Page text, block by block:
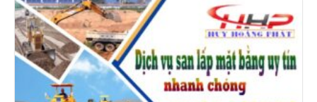
https://suachuanhaotaitphcm.com/tho-thay-bon-cau.html 8
https://suachuanhaotaitphcm.com/thong-tac-nha-ve-sinh.html
9 https://suachuanhaotaitphcm.com/chuyen-nhan-son-cua-
sat.html 10...